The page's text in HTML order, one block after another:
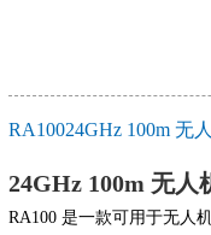
RA10024GHz 100m 无
24GHz 100m 无人
RA100 是一款可用于无人